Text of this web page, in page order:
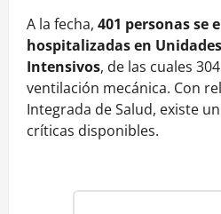
A la fecha, 401 personas se
hospitalizadas en
Intensivos, de las cuales
ventilación mecánica. Con
Integrada de Salud, existe
críticas disponibles.